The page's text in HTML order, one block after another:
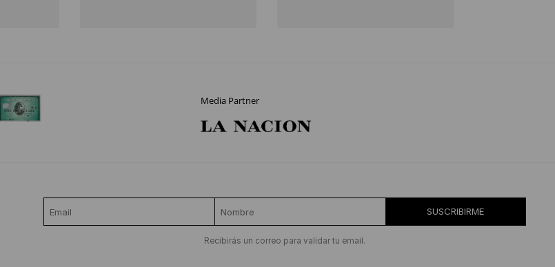
Media Partner
SUSCRIBIRME
Recibirás un correo para validar tu email.